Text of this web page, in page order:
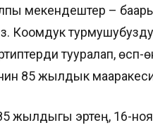
мекендештер –
Коомдук
тууралап, өсүп-
85 жылдык
жылдыгы эртең, 16-